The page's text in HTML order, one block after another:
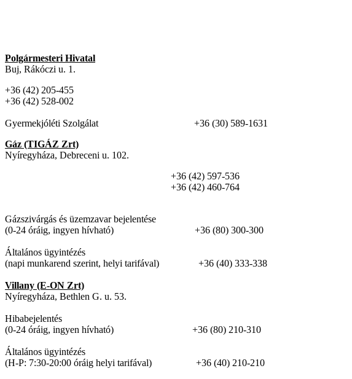
Polgármesteri Hivatal
Buj, Rákóczi u. 1.
+36 (42) 205-455
+36 (42) 528-002
Gyermekjóléti Szolgálat +36 (30) 589-1631
Gáz (TIGÁZ Zrt)
Nyíregyháza, Debreceni u. 102.
+36 (42) 597-536
+36 (42) 460-764
Gázszivárgás és üzemzavar bejelentése
(0-24 óráig, ingyen hívható) +36 (80) 300-300
Általános ügyintézés
(napi munkarend szerint, helyi tarifával) +36 (40) 333-338
Villany (E-ON Zrt)
Nyíregyháza, Bethlen G. u. 53.
Hibabejelentés
(0-24 óráig, ingyen hívható) +36 (80) 210-310
Általános ügyintézés
(H-P: 7:30-20:00 óráig helyi tarifával) +36 (40) 210-210